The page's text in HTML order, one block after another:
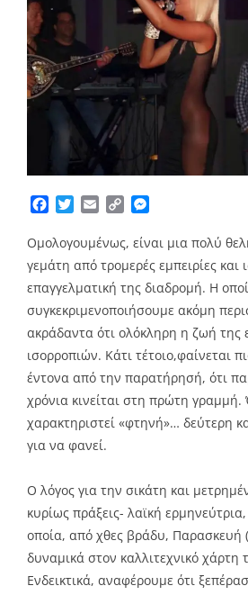
Facebook
TwitterEmailCopy
Ομολογουμένως, είναι μια πολύ
γεμάτη από τρομερές εμπειρίες και
επαγγελματική της διαδρομή. Η
συγκεκριμενοποιήσουμε ακόμη
ακράδαντα ότι ολόκληρη η ζωή της
ισορροπιών. Κάτι τέτοιο,φαίνεται
έντονα από την παρατήρησή, ότι
χρόνια κινείται στη πρώτη
χαρακτηριστεί «φτηνή»… δεύτερη
για να φανεί.
Ο λόγος για την σικάτη και
κυρίως πράξεις- λαϊκή
οποία, από χθες βράδυ, Παρασκευή
δυναμικά στον καλλιτεχνικό χάρτη
Ενδεικτικά, αναφέρουμε ότι